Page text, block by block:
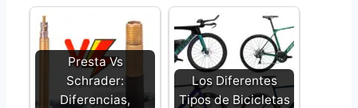
Presta Vs
Schrader:
Diferencias,
Los Diferentes
Tipos de Bicicletas